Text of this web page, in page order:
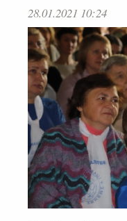
28.01.2021 10:24